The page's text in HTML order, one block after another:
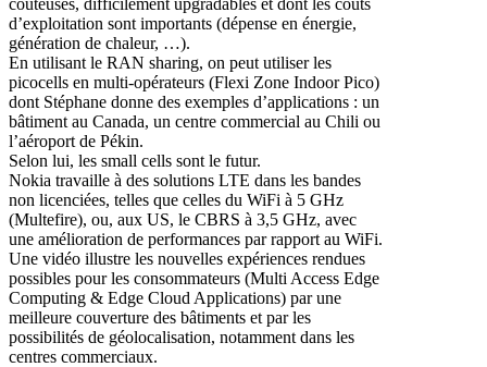
d’exploitation sont importants (dépense en énergie,
génération de chaleur, …).
En utilisant le RAN sharing, on peut utiliser les
picocells en multi-opérateurs (Flexi Zone Indoor Pico)
dont Stéphane donne des exemples d’applications : un
bâtiment au Canada, un centre commercial au Chili ou
l’aéroport de Pékin.
Selon lui, les small cells sont le futur.
Nokia travaille à des solutions LTE dans les bandes
non licenciées, telles que celles du WiFi à 5 GHz
(Multefire), ou, aux US, le CBRS à 3,5 GHz, avec
une amélioration de performances par rapport au WiFi.
Une vidéo illustre les nouvelles expériences rendues
possibles pour les consommateurs (Multi Access Edge
Computing & Edge Cloud Applications) par une
meilleure couverture des bâtiments et par les
possibilités de géolocalisation, notamment dans les
centres commerciaux.